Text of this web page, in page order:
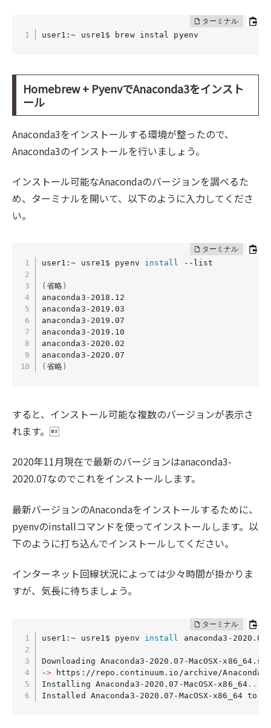
user1:~ usre1$ brew instal pyenv
Homebrew + PyenvでAnaconda3をインスト
ール
Anaconda3をインストールする環境が整ったので、
Anaconda3のインストールを行いましょう。
インストール可能なAnacondaのバージョンを調べるた
め、ターミナルを開いて、以下のように入力してくださ
い。
user1:~ usre1$ pyenv install --list
( 省略 )
anaconda3-2018.12
anaconda3-2019.03
anaconda3-2019.07
anaconda3-2019.10
anaconda3-2020.02
( 省略 )
すると、インストール可能な複数のバージョンが表示さ
れます。
2020年11月現在で最新のバージョンはanaconda3-
2020.07なのでこれをインストールします。
最新バージョンのAnacondaをインストールするために、
pyenvのinstallコマンドを使ってインストールします。以
下のように打ち込んでインストールしてください。
インターネット回線状況によっては少々時間が掛かりま
すが、気長に待ちましょう。
user1:~ usre1$ pyenv install anaconda3-2020.07
Downloading Anaconda3-2020.07-MacOSX-x86_64.sh
-> https://repo.continuum.io/archive/Anaconda3-
Installing Anaconda3-2020.07-MacOSX-x86_64..
Installed Anaconda3-2020.07-MacOSX-x86_64 to